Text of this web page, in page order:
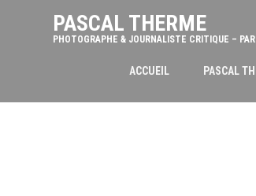
PASCAL THERME
PHOTOGRAPHE & JOURNALISTE CRITIQUE –
ACCUEIL PASCAL